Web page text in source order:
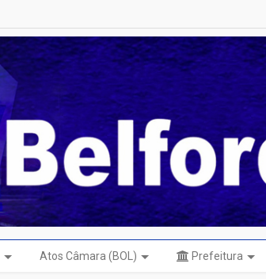
Atos Câmara (BOL) Prefeitura